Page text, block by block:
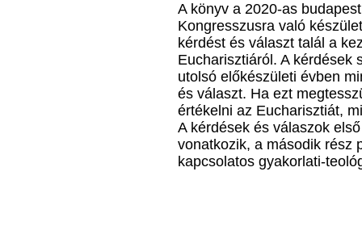
A könyv a 2020-as
Kongresszusra való
kérdést és választ talál a
Eucharisztiáról. A kérdések
utolsó előkészületi évben
és választ. Ha ezt
értékelni az Eucharisztiát,
A kérdések és válaszok
vonatkozik, a második rész
kapcsolatos gyakorlati-